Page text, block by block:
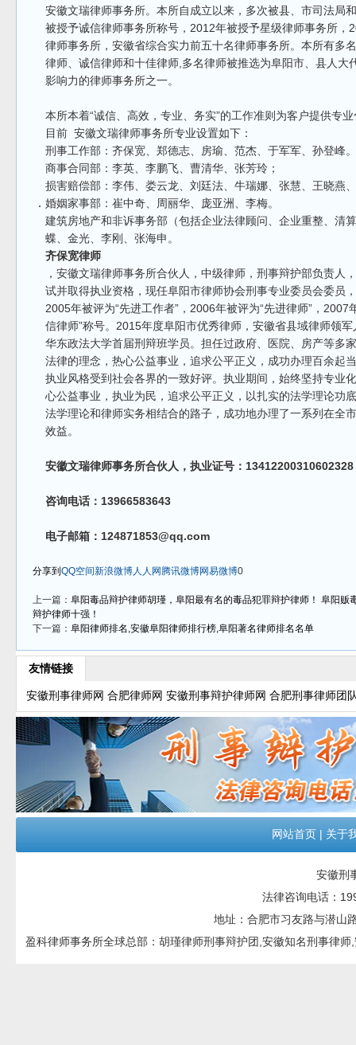
安徽文瑞律师事务所。本所自成立以来，多次被县、市司法局
被授予诚信律师事务所称号，2012年被授予星级律师事务所
律师事务所，安徽省综合实力前五十名律师事务所。本所有多
律师、诚信律师和十佳律师,多名律师被推选为阜阳市、县人大
影响力的律师事务所之一。
本所本着“诚信、高效，专业、务实”的工作准则为客户提供专
目前 安徽文瑞律师事务所专业设置如下：
刑事工作部：齐保宽、郑德志、房瑜、范杰、于军军、孙登峰。
商事合同部：李英、李鹏飞、曹清华、张芳玲；
损害赔偿部：李伟、娄云龙、刘廷法、牛瑞娜、张慧、王晓燕
婚姻家事部：崔中奇、周丽华、庞亚洲、李梅。
建筑房地产和非诉事务部（包括企业法律顾问、企业重整、清
蝶、金光、李刚、张海申。
齐保宽律师
，安徽文瑞律师事务所合伙人，中级律师，刑事辩护部负责人
试并取得执业资格，现任阜阳市律师协会刑事专业委员会委员
2005年被评为“先进工作者”，2006年被评为“先进律师”，
信律师”称号。2015年度阜阳市优秀律师，安徽省县域律师领
华东政法大学首届刑辩班学员。担任过政府、医院、房产等多
法律的理念，热心公益事业，追求公平正义，成功办理百余起
执业风格受到社会各界的一致好评。执业期间，始终坚持专业
心公益事业，执业为民，追求公平正义，以扎实的法学理论功
法学理论和律师实务相结合的路子，成功地办理了一系列在全
效益。
安徽文瑞律师事务所合伙人，执业证号：13412200310602328
咨询电话：13966583643
电子邮箱：124871853@qq.com
分享到 QQ空间新浪微博人人网 腾讯微博网易微博0
上一篇： 阜阳毒品辩护律师胡瑾，阜阳最有名的毒品犯罪辩护律师！ 阜阳
辩护律师十强！
下一篇： 阜阳律师排名,安徽阜阳律师排行榜,阜阳著名律师排名名单
友情链接
安徽刑事律师网 合肥律师网 安徽刑事辩护律师网 合肥刑事律师团
网站首页 | 关于
安徽刑
法律咨询电话：
地址：合肥市习友路与潜山
盈科律师事务所全球总部：胡瑾律师刑事辩护团,安徽知名刑事律